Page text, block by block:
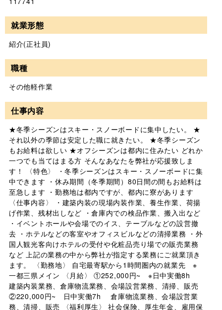
就業形態
紹介(正社員)
職種
その他軽作業
仕事内容
★冬季シーズンはスキー・スノーボードに集中したい。 ★
それ以外の季節は安定した職に就きたい。 ★冬季シーズン
もお給料は欲しい ★オフシーズンは都内に住みたい どれか
一つでも当てはまる方 そんなあなたを弊社が応援致しま
す！ 〈特色〉 ・冬季シーズンはスキー・スノーボードに集
中できます ・休み期間（冬季期間）80日間の間もお給料は
至急します ・勤務地は都内ですが、都内に寮があります
〈仕事内容〉 ・建築内装の現場内装作業、養生作業、荷揚
げ作業、残材出しなど ・倉庫内での検品作業、搬入出など
・イベントホールや会場でのイス、テーブルなどの設営撤
去 ・ホテルなどの客室やオフィスビルなどの清掃業務 ・外
国人観光客向けホテルの受付や化粧品売り場での販売業務
など 上記の業務の中から弊社が指定する業務にご就業頂き
ます。 〈勤務地〉 自宅最寄駅から1時間圏内の就業先 ※
一都三県メイン 〈月給〉 ①252,000円~ ※日中実働8h
建築内装業務、倉庫物流業務、会場設営業務、清掃、販売
②220,000円~ 日中実働7h 倉庫物流業務、会場設営業
務、清掃、販売 〈福利厚生〉 社会保険、厚生年金、雇用保